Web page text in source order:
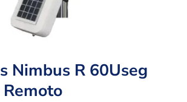
Nimbus R 60Useg